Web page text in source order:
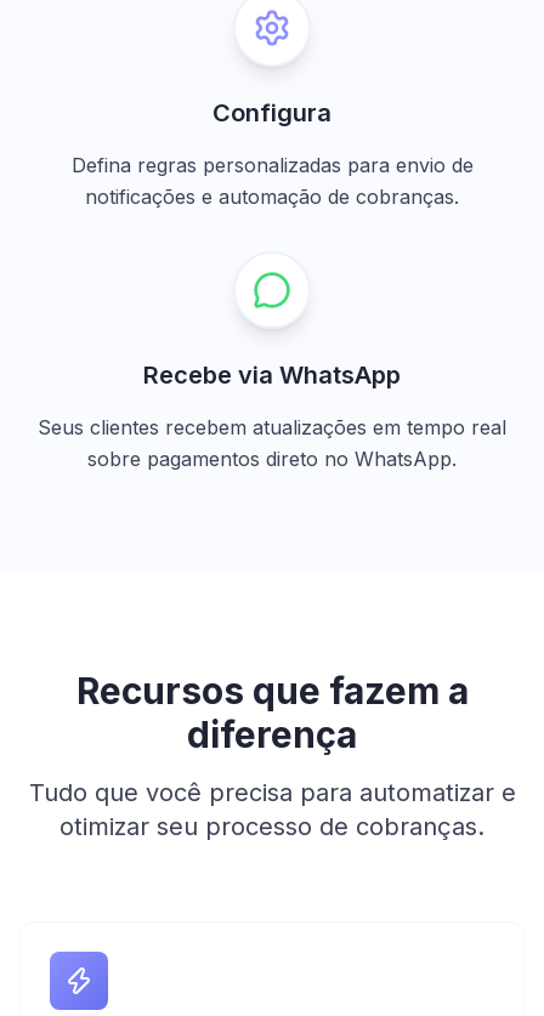
Configura
Defina regras personalizadas para envio de
notificações e automação de cobranças.
Recebe via WhatsApp
Seus clientes recebem atualizações em tempo real
sobre pagamentos direto no WhatsApp.
Recursos que fazem a
diferença
Tudo que você precisa para automatizar e
otimizar seu processo de cobranças.